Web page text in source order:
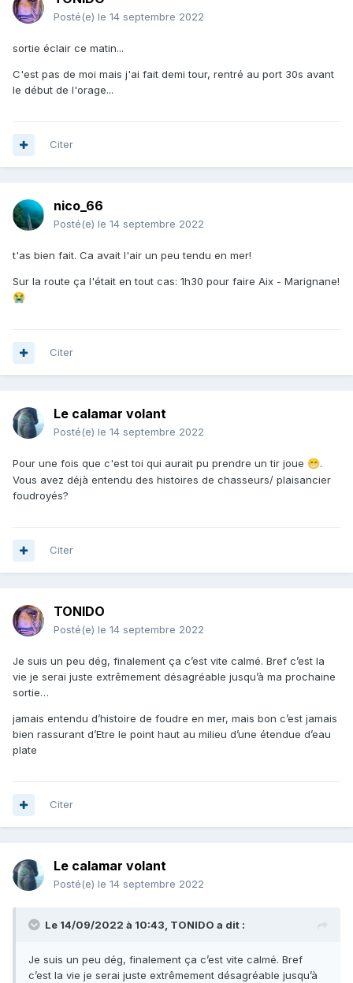
Posté(e) le 14 septembre 2022
sortie éclair ce matin...
C'est pas de moi mais j'ai fait demi tour, rentré au port 30s avant
le début de l'orage...
Citer
nico_66
Posté(e) le 14 septembre 2022
t'as bien fait. Ca avait l'air un peu tendu en mer!
Sur la route ça l'était en tout cas: 1h30 pour faire Aix - Marignane!
😭
Citer
Le calamar volant
Posté(e) le 14 septembre 2022
Pour une fois que c'est toi qui aurait pu prendre un tir joue 😁.
Vous avez déjà entendu des histoires de chasseurs/ plaisancier
foudroyés?
Citer
TONIDO
Posté(e) le 14 septembre 2022
Je suis un peu dég, finalement ça c’est vite calmé. Bref c’est la
vie je serai juste extrêmement désagréable jusqu’à ma prochaine
sortie…
jamais entendu d’histoire de foudre en mer, mais bon c’est jamais
bien rassurant d’Etre le point haut au milieu d’une étendue d’eau
plate
Citer
Le calamar volant
Posté(e) le 14 septembre 2022
Le 14/09/2022 à 10:43, TONIDO a dit :
Je suis un peu dég, finalement ça c’est vite calmé. Bref
c’est la vie je serai juste extrêmement désagréable jusqu’à